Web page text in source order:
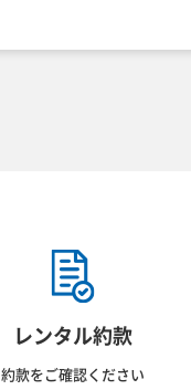
レンタル約款
約款をご確認ください